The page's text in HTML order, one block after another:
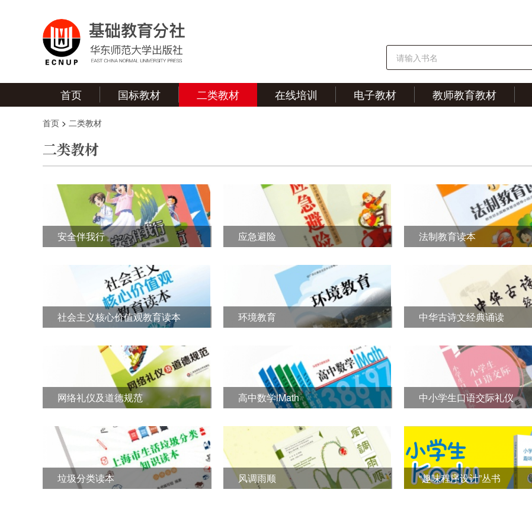
首页 国标教材 二类教材 在线培训 电子教材 教师教育教材
首页 > 二类教材
安全伴我行 应急避险 法制教育读本
社会主义核心价值观教育读本 环境教育 中华古诗文经典诵读
网络礼仪及道德规范 高中数学iMath 中小学生口语交际礼仪
垃圾分类读本 风调雨顺 “趣味程序设计”丛书